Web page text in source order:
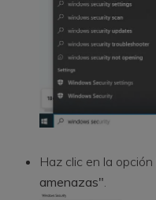
Haz clic en la opción
amenazas"